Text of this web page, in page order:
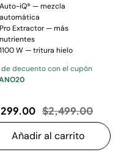
Auto-iQ® — mezcla
automática
Pro Extractor — más
nutrientes
1100 W — tritura hielo
de decuento con el cupón
Precio
$2,499.00a
Añadir al carrito